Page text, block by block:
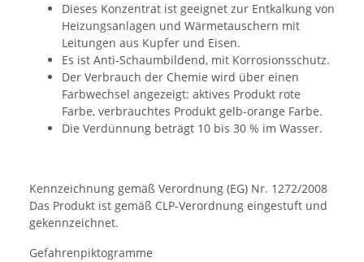
Dieses Konzentrat ist geeignet zur Entkalkung von
Heizungsanlagen und Wärmetauschern mit
Leitungen aus Kupfer und Eisen.
Es ist Anti-Schaumbildend, mit Korrosionsschutz.
Der Verbrauch der Chemie wird über einen
Farbwechsel angezeigt: aktives Produkt rote
Farbe, verbrauchtes Produkt gelb-orange Farbe.
Die Verdünnung beträgt 10 bis 30 % im Wasser.
Kennzeichnung gemäß Verordnung (EG) Nr. 1272/2008
Das Produkt ist gemäß CLP-Verordnung eingestuft und
gekennzeichnet.
Gefahrenpiktogramme